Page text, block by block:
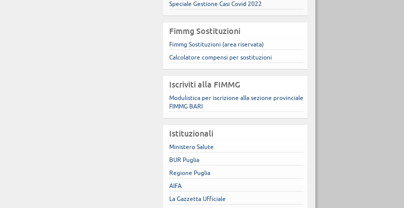
Speciale Gestione Casi Covid 2022
Fimmg Sostituzioni
Fimmg Sostituzioni (area riservata)
Calcolatore compensi per sostituzioni
Iscriviti alla FIMMG
Modulistica per iscrizione alla sezione provinciale
FIMMG BARI
Istituzionali
Ministero Salute
BUR Puglia
Regione Puglia
AIFA
La Gazzetta Ufficiale